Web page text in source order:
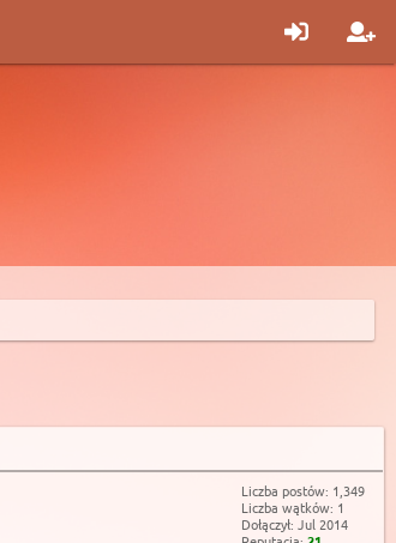
Liczba postów: 1,349
Liczba wątków: 1
Dołączył: Jul 2014